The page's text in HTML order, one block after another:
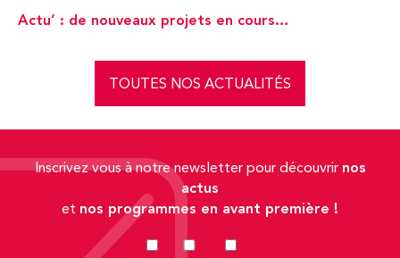
Actu’ : de nouveaux projets en cours…
TOUTES NOS ACTUALITÉS
Inscrivez vous à notre newsletter pour découvrir nos
actus
et nos programmes en avant première !